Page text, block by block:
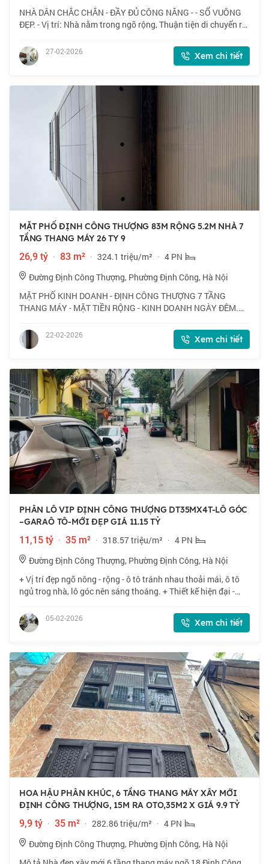
NHÀ DÂN CHẮC CHẮN - ĐẦY ĐỦ CÔNG NĂNG - - SỔ VUÔNG
ĐẸP. - Vị trí: Nhà nằm trong ngõ rộng, Thuận tiện di chuyển ra
Kim Giang. - Dịch vụ tiện íc
27-02-2026 Xem chi tiết
MẶT PHỐ ĐỊNH CÔNG THƯỢNG 83M RỘNG 5.2M NHÀ 7
TẦNG THANG MÁY 26 TY 9
26,9 tỷ · 83 m² · 324.1 triệu/m² · 4 PN
Đường Định Công Thượng, Phường Định Công, Hà Nội
MẶT PHỐ KINH DOANH - ĐỊNH CÔNG THƯỢNG 7 TẦNG
THANG MÁY - MẶT TIỀN RỘNG - KINH DOANH NGÀY ĐÊM.
đêm, mở cửa là có tiền. - Nhà xây 7 tầng thang má
22-02-2026 Xem chi tiết
PHÂN LÔ VIP ĐỊNH CÔNG THƯỢNG DT35MX4T-LÔ GÓC
–GARAÔ TÔ-MỚI ĐẸP GIÁ 11.15 TỶ
11,15 tỷ · 35 m² · 318.57 triệu/m² · 4 PN
Đường Định Công Thượng, Phường Định Công, Hà Nội
+ Vị trí đẹp ngõ nông - rộng - ô tô tránh nhau thoải mái, ô tô
ngủ trog nhà, lô góc nên sáng thoáng. + Thiết kế hiện đại -
Phòng khách rộng,
05-02-2026 Xem chi tiết
HOA HẬU PHÂN KHÚC, 6 TẦNG THANG MÁY XÂY MỚI
ĐỊNH CÔNG THƯỢNG, 15M RA OTO,35M2 X GIÁ 9.9 TỶ
9,9 tỷ · 35 m² · 282.86 triệu/m² · 4 PN
Đường Định Công Thượng, Phường Định Công, Hà Nội